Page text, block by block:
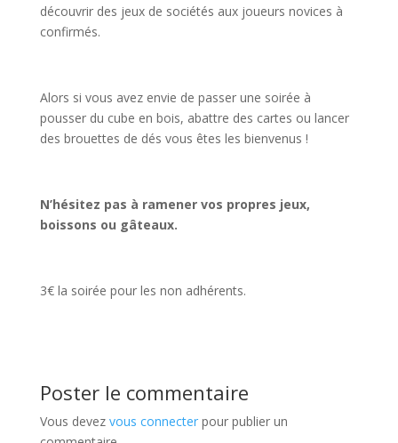
découvrir des jeux de sociétés aux joueurs novices à
confirmés.
Alors si vous avez envie de passer une soirée à
pousser du cube en bois, abattre des cartes ou lancer
des brouettes de dés vous êtes les bienvenus !
N’hésitez pas à ramener vos propres jeux,
boissons ou gâteaux.
3€ la soirée pour les non adhérents.
Poster le commentaire
Vous devez vous connecterpour publier un